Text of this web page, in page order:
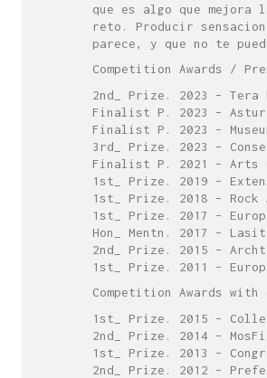
que es algo que mejora
reto. Producir
parece, y que no te
Competition Awards /
2nd_ Prize. 2023 – Tera
Finalist P. 2023 –
Finalist P. 2023 –
3rd_ Prize. 2023 –
Finalist P. 2021 – Arts
1st_ Prize. 2019 –
1st_ Prize. 2018 –
1st_ Prize. 2017 –
Hon_ Mentn. 2017 –
2nd_ Prize. 2015 –
1st_ Prize. 2011 –
Competition Awards
1st_ Prize. 2015 –
2nd_ Prize. 2014 –
1st_ Prize. 2013 –
2nd_ Prize. 2012 –